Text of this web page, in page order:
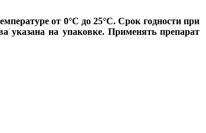
от 0°С до 25°С. Срок годности при
указана на упаковке. Применять препарат